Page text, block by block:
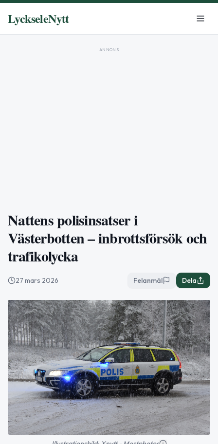
LyckseleNytt
ANNONS
Nattens polisinsatser i
Västerbotten – inbrottsförsök och
trafikolycka
27 mars 2026 Felanmäl Dela